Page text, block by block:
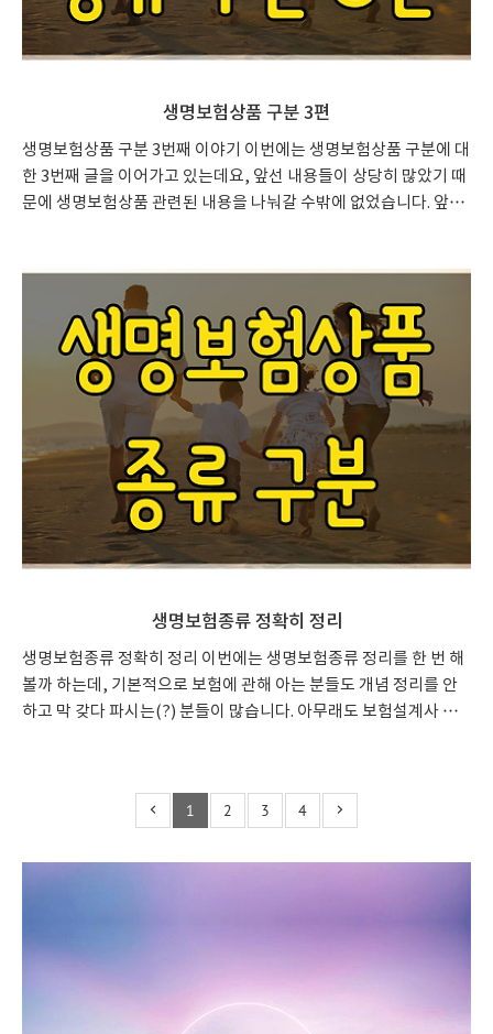
생명보험상품 구분 3편
생명보험상품 구분 3번째 이야기 이번에는 생명보험상품 구분에 대
한 3번째 글을 이어가고 있는데요, 앞선 내용들이 상당히 많았기 때
문에 생명보험상품 관련된 내용을 나눠갈 수밖에 없었습니다. 앞선
내용은 연금보험, 퇴직보험 그리고 변액 보험 등인데요, 생활에 밀
접한 내용들이니 조금 더 자세히 살펴보도록 하겠습니다. 앞선 글을
보지 못했다면 미리 한 번 읽어보시면 좋겠습니다. 생명보험종류 정
확히 정리 생명보험종류 정확히 정리 생명보험종류 정확히 정리 이
번에는 생명보험종류 정리를 한 번 해볼까 하는데, 기본적으로 보험
에 관해 아는 분들도 개념 정리를 안 하고 막 갖다 파시는(?) 분들..
생명보험종류 정확히 정리
생명보험종류 정확히 정리 이번에는 생명보험종류 정리를 한 번 해
볼까 하는데, 기본적으로 보험에 관해 아는 분들도 개념 정리를 안
하고 막 갖다 파시는(?) 분들이 많습니다. 아무래도 보험설계사 자
는 건 좀 아닌 것 같아요. 그래서 정확히 어떤 종류의 상품이 있고, 생
명보험종류 중에서 어떤 경우에 무엇을 가입하는지 한 번 정리해보
험 교육보험(사망보험금X) 어린이보험(사망보험금X) 유니버셜보
험이..
1 2 3 4